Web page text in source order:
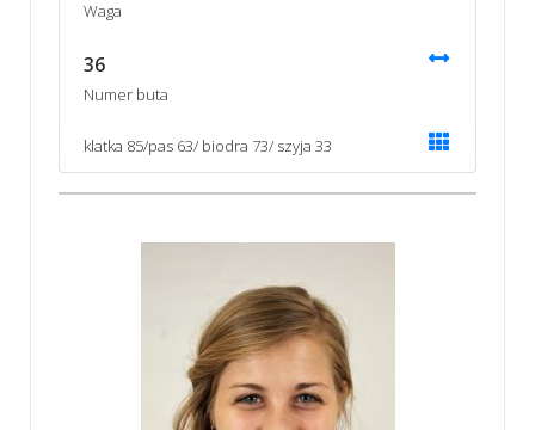
Waga
36
Numer buta
klatka 85/pas 63/ biodra 73/ szyja 33